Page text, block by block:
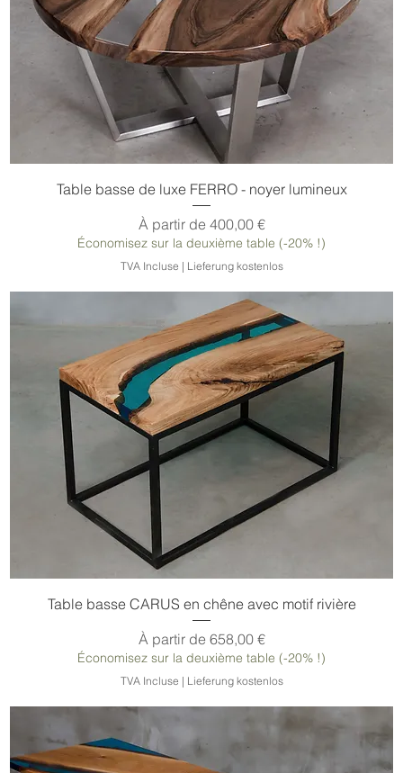
Table basse de luxe FERRO - noyer lumineux
À partir de 400,00 €
Prix promotionnel
Économisez sur la deuxième table (-20% !)
TVA Incluse | Lieferung kostenlos
Table basse CARUS en chêne avec motif rivière
À partir de 658,00 €
Prix promotionnel
Économisez sur la deuxième table (-20% !)
TVA Incluse | Lieferung kostenlos